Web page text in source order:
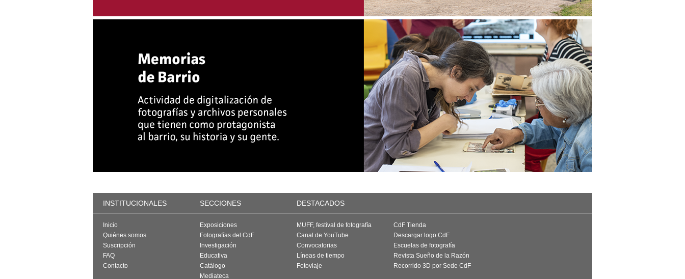
INSTITUCIONALES SECCIONES DESTACADOS
Inicio
Quiénes somos
Suscripción
FAQ
Contacto
Exposiciones
Fotografías del CdF
Investigación
Educativa
Catálogo
Mediateca
MUFF, festival de fotografía
Canal de YouTube
Convocatorias
Líneas de tiempo
Fotoviaje
CdF Tienda
Descargar logo CdF
Escuelas de fotografía
Revista Sueño de la Razón
Recorrido 3D por Sede CdF